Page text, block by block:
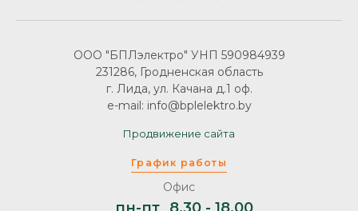
График работы
Офис
ООО "БПЛэлектро" УНП 590984939
231286, Гродненская область
г. Лида, ул. Качана д.1 оф.
e-mail: info@bplelektro.by
Продвижение сайта